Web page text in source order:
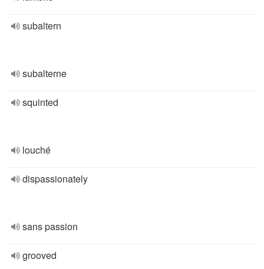
subaltern
subalterne
squinted
louché
dispassionately
sans passion
grooved